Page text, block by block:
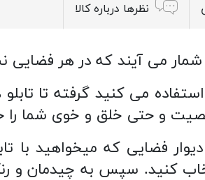
نظرها درباره کالا
به شمار می آیند که در هر
می کنید گرفته تا
و حتی خلق و خوی شما
فضایی که میخواهید با